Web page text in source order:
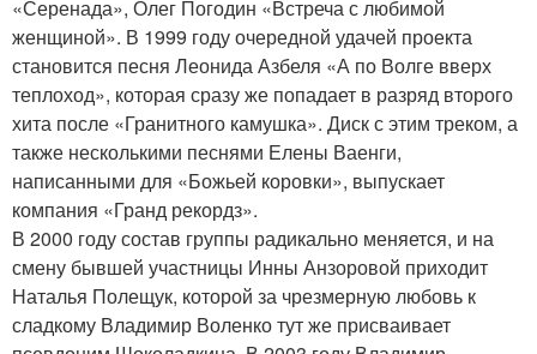
«Серенада», Олег Погодин «Встреча с любимой
женщиной». В 1999 году очередной удачей проекта
становится песня Леонида Азбеля «А по Волге вверх
теплоход», которая сразу же попадает в разряд второго
хита после «Гранитного камушка». Диск с этим треком, а
также несколькими песнями Елены Ваенги,
написанными для «Божьей коровки», выпускает
компания «Гранд рекордз».
В 2000 году состав группы радикально меняется, и на
смену бывшей участницы Инны Анзоровой приходит
Наталья Полещук, которой за чрезмерную любовь к
сладкому Владимир Воленко тут же присваивает